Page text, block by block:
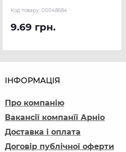
Код товару:00048684
9.69 грн.
ІНФОРМАЦІЯ
Про компанію
Вакансії компанїї Арніо
Доставка і оплата
Договір публічної оферти